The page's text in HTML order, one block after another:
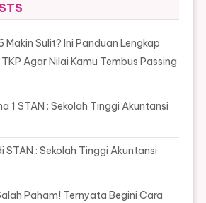
Makin Sulit? Ini Panduan Lengkap
Agar Nilai Kamu Tembus Passing
1 STAN : Sekolah Tinggi Akuntansi
STAN : Sekolah Tinggi Akuntansi
Paham! Ternyata Begini Cara